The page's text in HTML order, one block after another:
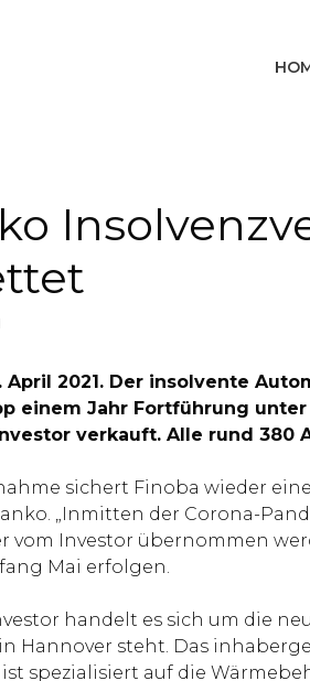
April 2021. Der insolvente
einem Jahr Fortführung
verkauft. Alle rund 380
sichert Finoba wieder
„Inmitten der Corona-
vom Investor übernommen
Mai erfolgen.
handelt es sich um die
Hannover steht. Das
spezialisiert auf die